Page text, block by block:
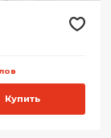
Купить